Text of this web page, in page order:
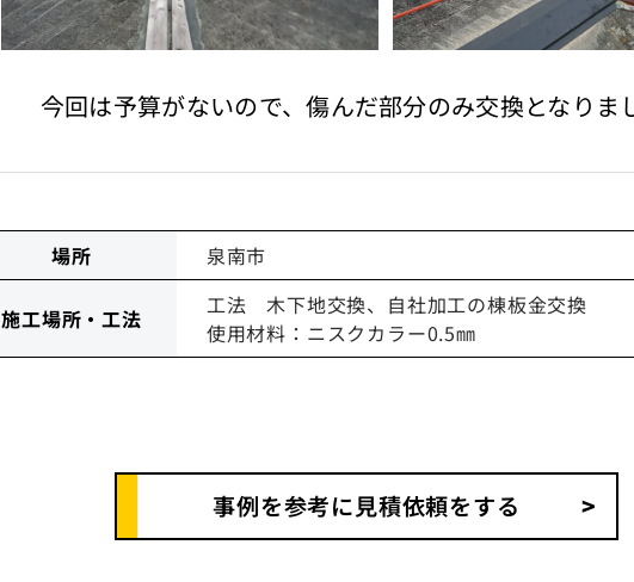
今回は予算がないので、傷んだ部分のみ交換となりま
場所 泉南市
施工場所・工法
工法 木下地交換、自社加工の棟板金交換
使用材料：ニスクカラー0.5㎜
事例を参考に見積依頼をする